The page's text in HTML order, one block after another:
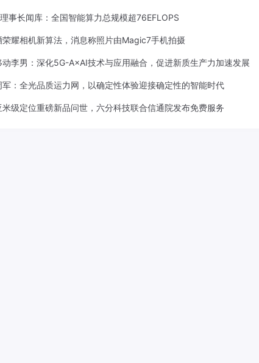
事长闻库：全国智能算力总规模超76EFLOPS
荣耀相机新算法，消息称照片由Magic7手机拍摄
动李男：深化5G-A×AI技术与应用融合，促进新质生产力加速发展
军：全光品质运力网，以确定性体验迎接确定性的智能时代
米级定位重磅新品问世，六分科技联合信通院发布免费服务